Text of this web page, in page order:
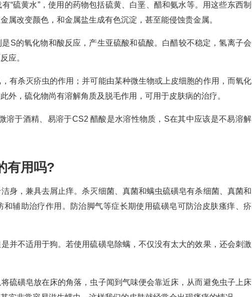
“硫黄水”，使用的药物包括硫黄、白垩、醋和氨水等。用这些东西制
属改变颜色，和金属盐生成有色沉淀，甚至能侵蚀贵金属。
S的氧化物和酸反应，产生亚硫酸和硫酸。白醋较不稳定，氢离子会
应。
有杀灭疥虫的作用；并可能由某种微生物或上皮细胞的作用，而氧化
外，硫化物尚有溶解角质及脱毛作用，可用于皮肤病的治疗。
溶于酒精、易溶于CS2 醋酸是水溶性物质，S在其中应该是不易溶解
有用吗?
身，兼具去屑止痒。杀灭细菌、真菌和螨虫硫磺皂有杀细菌、真菌和
辅助治疗作用。防治脚气等症长期使用硫磺皂可防治皮肤瘙痒、疥
并不适用于狗。若使用硫磺皂除螨，不仅没有太大的效果，还会刺激
硫磺皂放在床的角落，虫子闻到气味便会靠近床，从而避免虫子上床